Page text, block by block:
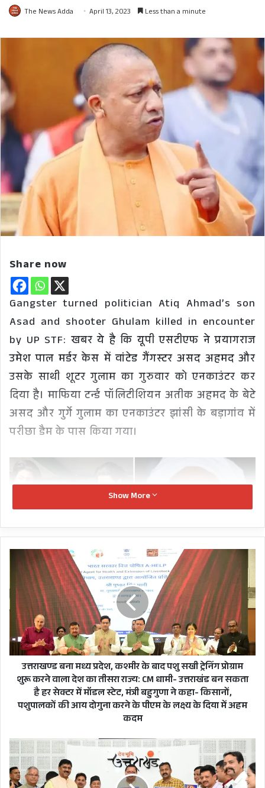
The News Adda April 13, 2023 Less than a minute
Share now
Gangster turned politician Atiq Ahmad’s son
Asad and shooter Ghulam killed in encounter
by UP STF: खबर ये है कि यूपी एसटीएफ ने प्रयागराज
उमेश पाल मर्डर केस में वांटेड गैंगस्टर असद अहमद और
उसके साथी शूटर गुलाम का गुरुवार को एनकाउंटर कर
दिया है। माफिया टर्न्ड पॉलिटीशियन अतीक अहमद के बेटे
असद और गुर्गे गुलाम का एनकाउंटर झांसी के बड़ागांव में
परीछा डैम के पास किया गया।
ज्ञात हो कि इन दोनों आरोपियों पर पांच-पांच लाख रुपए
का इनाम यूपी पुलिस ने घोषित कर रखा था और दोनों जान
Show More
उत्तराखण्ड
बना
प्रदेश,
कश्मीर
के
बाद
पशु
सखी
ट्रेनिंग
प्रोग्राम
करने
का
तीसरा
राज्य:
CM
उत्तराखण्ड बना मध्य प्रदेश, कश्मीर के बाद पशु सखी ट्रेनिंग प्रोग्राम
शुरू करने वाला देश का तीसरा राज्य: CM धामी- उत्तराखंड बन सकता
है हर सेक्टर में मॉडल स्टेट, मंत्री बहुगुणा ने कहा- किसानों,
पशुपालकों की आय दोगुना करने के पीएम के लक्ष्य के दिया में अहम
कदम
'नौछमी
नरैणा'
ने
तिवारी